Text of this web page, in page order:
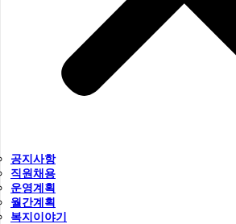
공지사항
직원채용
운영계획
월간계획
복지이야기